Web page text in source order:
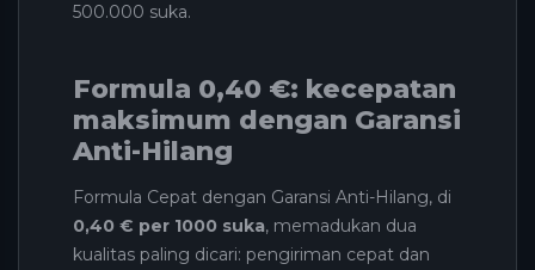
500.000 suka.
Formula 0,40 €: kecepatan
maksimum dengan Garansi
Anti-Hilang
Formula Cepat dengan Garansi Anti-Hilang, di
0,40 € per 1000 suka, memadukan dua
kualitas paling dicari: pengiriman cepat dan